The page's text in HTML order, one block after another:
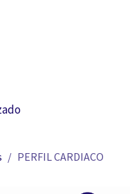
PERFIL CARDIACO